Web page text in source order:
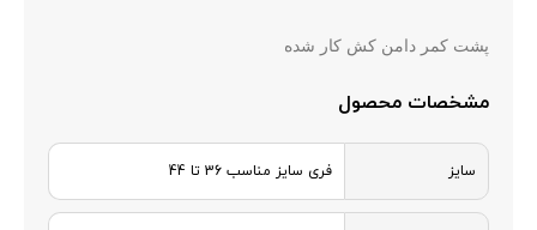
پشت کمر دامن کش کار شده
مشخصات محصول
سایز فری سایز مناسب 36 تا 44